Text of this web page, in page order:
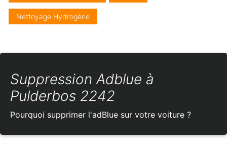
Nettoyage Hydrogène
Suppression Adblue à
Pulderbos 2242
Pourquoi supprimer l'adBlue sur votre voiture ?